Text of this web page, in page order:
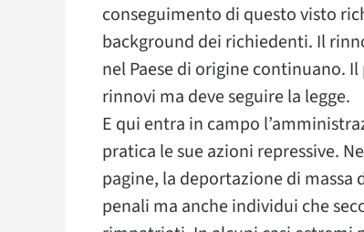
conseguimento di questo visto
background dei richiedenti. Il
nel Paese di origine continuano.
rinnovi ma deve seguire la legge.
E qui entra in campo
pratica le sue azioni repressive.
pagine, la deportazione di
penali ma anche individui che